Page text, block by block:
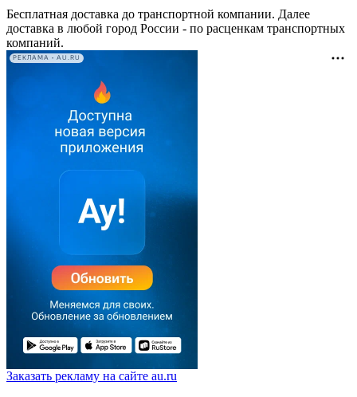
Бесплатная доставка до транспортной компании. Далее
доставка в любой город России - по расценкам транспортных
компаний.
РЕКЛАМА • AU.RU
Заказать рекламу на сайте au.ru